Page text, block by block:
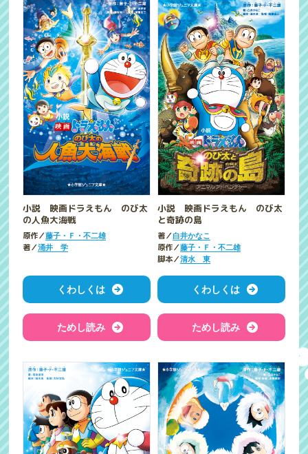
小説 映画ドラえもん のび太
の人魚大海戦
原作／藤子・Ｆ・不二雄
著／涌井 学
くわしくは
ためし読み
小説 映画ドラえもん のび太
と奇跡の島
著／白井かなこ
原作／藤子・Ｆ・不二雄
脚本／清水 東
くわしくは
ためし読み